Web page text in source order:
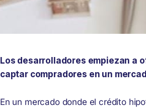
Los desarrolladores empiezan a
captar compradores en un
En un mercado donde el crédito